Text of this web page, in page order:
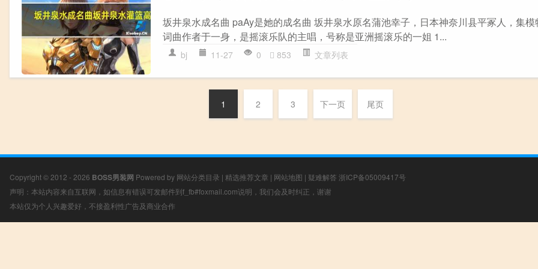
坂井泉水成名曲 paAy是她的成名曲 坂井泉水原名蒲池幸子，日本神奈川县平冢人，集模
词曲作者于一身，是摇滚乐队的主唱，号称是亚洲摇滚乐的一姐 1...
bj 11-27 0 853 文章列表
1 2 3 下一页 尾页
Copyright © 2012 - 2026 BOSS男装网 Powered by 网站分类目录 | 精选推荐文章 | 网站地图 | 疑难解答 浙ICP备05009417号
声明：本站内容来自互联网，如信息有错误可发邮件到f_fb#foxmail.com说明，我们会及时纠正，谢谢
本站仅为个人兴趣爱好，不接盈利性广告及商业合作